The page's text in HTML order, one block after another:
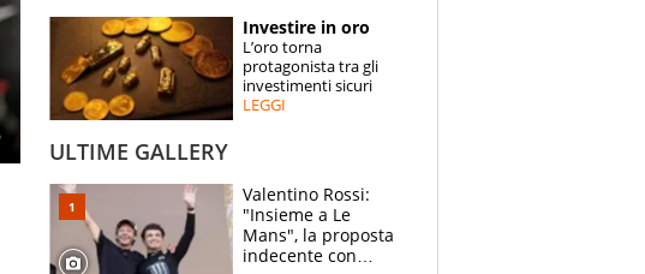
ESPERTI
CONTATTI
Investire in oro
L’oro torna
protagonista tra gli
investimenti sicuri
LEGGI
ULTIME GALLERY
Valentino Rossi:
"Insieme a Le
Mans", la proposta
indecente con